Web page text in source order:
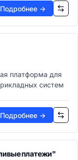
Подробнее →
платформа для
систем
Подробнее →
платежи"